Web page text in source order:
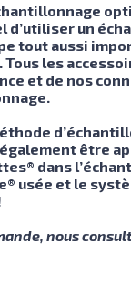
d’utiliser un
tout aussi
les
et de nos
également être
dans
usée et le
nous